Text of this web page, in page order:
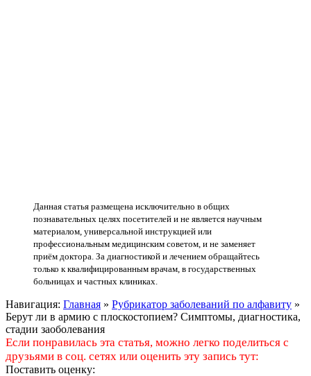
Данная статья размещена исключительно в общих
познавательных целях посетителей и не является научным
материалом, универсальной инструкцией или
профессиональным медицинским советом, и не заменяет
приём доктора. За диагностикой и лечением обращайтесь
только к квалифицированным врачам, в государственных
больницах и частных клиниках.
Навигация: Главная » Рубрикатор заболеваний по алфавиту »
Берут ли в армию с плоскостопием? Симптомы, диагностика,
стадии заоболевания
Если понравилась эта статья, можно легко поделиться с
друзьями в соц. сетях или оценить эту запись тут:
Поставить оценку: